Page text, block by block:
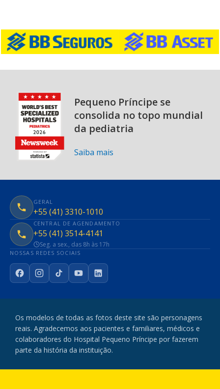
Pequeno Príncipe se
consolida no topo mundial
da pediatria
Saiba mais
GERAL
+55 (41) 3310-1010
CENTRAL DE AGENDAMENTO
+55 (41) 3514-4141
Seg. a sex., das 8h às 17h
NOSSAS REDES SOCIAIS
FacebookInstagram
TikTokYouTubeLinkedIn
Os modelos de todas as fotos deste site são personagens
reais. Agradecemos aos pacientes e familiares, médicos e
colaboradores do Hospital Pequeno Príncipe por fazerem
parte da história da instituição.